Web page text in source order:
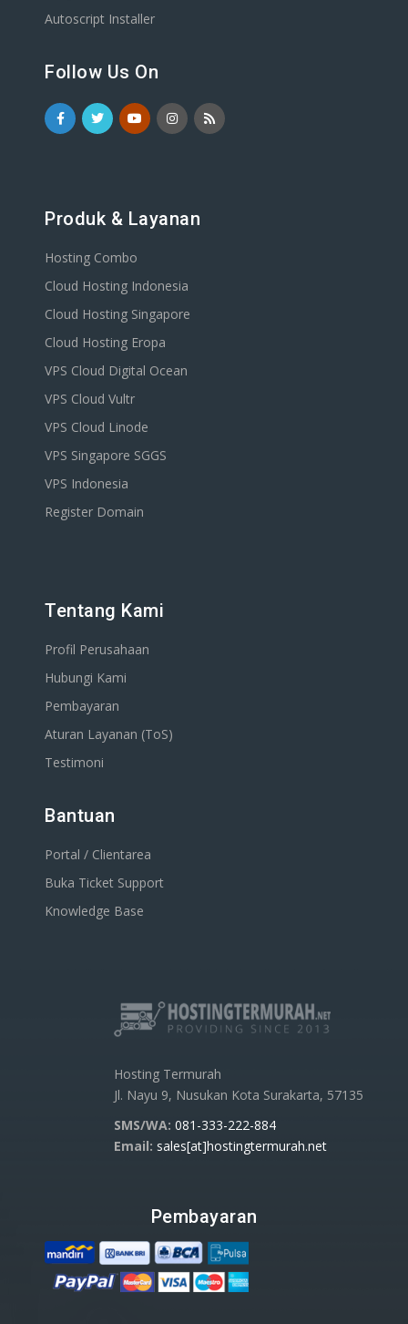
Autoscript Installer
Follow Us On
Produk & Layanan
Hosting Combo
Cloud Hosting Indonesia
Cloud Hosting Singapore
Cloud Hosting Eropa
VPS Cloud Digital Ocean
VPS Cloud Vultr
VPS Cloud Linode
VPS Singapore SGGS
VPS Indonesia
Register Domain
Tentang Kami
Profil Perusahaan
Hubungi Kami
Pembayaran
Aturan Layanan (ToS)
Testimoni
Bantuan
Portal / Clientarea
Buka Ticket Support
Knowledge Base
Hosting Termurah
Jl. Nayu 9, Nusukan Kota Surakarta, 57135
SMS/WA: 081-333-222-884
Email: sales[at]hostingtermurah.net
Pembayaran